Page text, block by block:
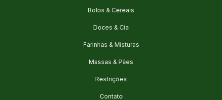
Bolos & Cereais
Doces & Cia
Farinhas & Misturas
Massas & Pães
Restrições
Contato